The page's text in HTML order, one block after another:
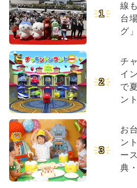
1
線
台
グ
2
チ
イ
で
ン
3
お
ン
ー
典